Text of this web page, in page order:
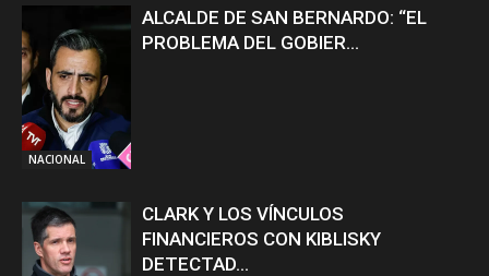
NACIONAL
ALCALDE DE SAN BERNARDO: “EL
PROBLEMA DEL GOBIER...
CLARK Y LOS VÍNCULOS
FINANCIEROS CON KIBLISKY
DETECTAD...